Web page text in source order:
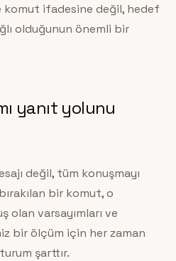
komut ifadesine değil, hedef
olduğunun önemli bir
yanıt yolunu
değil, tüm konuşmayı
bir komut, o
olan varsayımları ve
bir ölçüm için her zaman
şarttır.